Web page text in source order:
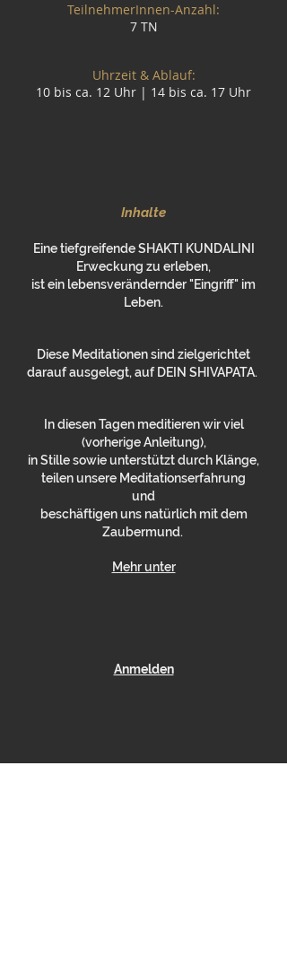
TeilnehmerInnen-Anzahl:
7 TN
Uhrzeit & Ablauf:
10 bis ca. 12 Uhr | 14 bis ca. 17 Uhr
Inhalte
Eine tiefgreifende SHAKTI KUNDALINI
Erweckung zu erleben,
ist ein lebensverändernder "Eingriff" im
Leben.
Diese Meditationen sind zielgerichtet
darauf ausgelegt, auf DEIN SHIVAPATA.
In diesen Tagen meditieren wir viel
(vorherige Anleitung),
in Stille sowie unterstützt durch Klänge,
teilen unsere Meditationserfahrung
und
beschäftigen uns natürlich mit dem
Zaubermund.
Mehr unter
Anmelden